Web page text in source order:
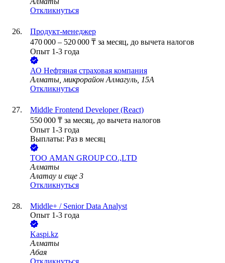
Откликнуться
Продукт-менеджер
470 000 – 520 000 ₸ за месяц, до вычета налогов
Опыт 1-3 года
АО Нефтяная страховая компания
Алматы, микрорайон Алмагуль, 15А
Откликнуться
Middle Frontend Developer (React)
550 000 ₸ за месяц, до вычета налогов
Опыт 1-3 года
Выплаты: Раз в месяц
ТОО AMAN GROUP CO.,LTD
Алматы
Алатау и еще 3
Откликнуться
Middle+ / Senior Data Analyst
Опыт 1-3 года
Kaspi.kz
Алматы
Абая